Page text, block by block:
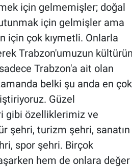
için gelmemişler; doğal
için gelmişler ama
için çok kıymetli. Onlarla
Trabzon'umuzun
Trabzon'a ait olan
belki şu anda en çok
Güzel
gibi özelliklerimiz ve
şehri, turizm şehri, sanatın
spor şehri. Birçok
hem de onlara değer